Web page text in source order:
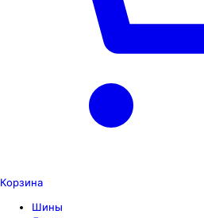
Корзина
Шины